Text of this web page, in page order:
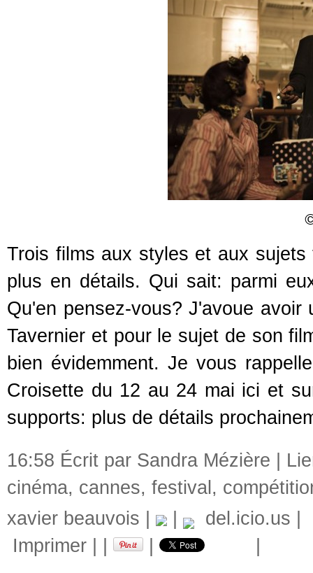
Trois films aux styles et aux
plus en détails. Qui sait: parmi
Qu'en pensez-vous? J'avoue
Tavernier et pour le sujet de son
bien évidemment. Je vous
Croisette du 12 au 24 mai ici et
supports: plus de détails
16:58 Écrit par Sandra Mézière |
cinéma, cannes, festival ,
xavier beauvois
del.icio.us
Imprimer